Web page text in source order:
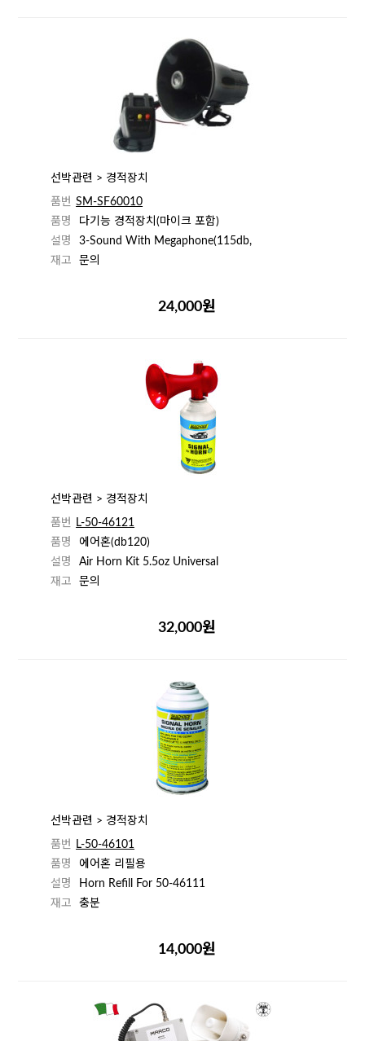
선박관련 > 경적장치
품번 SM-SF60010
품명
다기능 경적장치(마이크 포함)
설명
3-Sound With Megaphone(115db,
재고
문의
24,000원
선박관련 > 경적장치
품번
L-50-46121
품명
에어혼(db120)
설명
Air Horn Kit 5.5oz Universal
재고
문의
32,000원
선박관련 > 경적장치
품번
L-50-46101
품명
에어혼 리필용
설명
Horn Refill For 50-46111
재고
충분
14,000원